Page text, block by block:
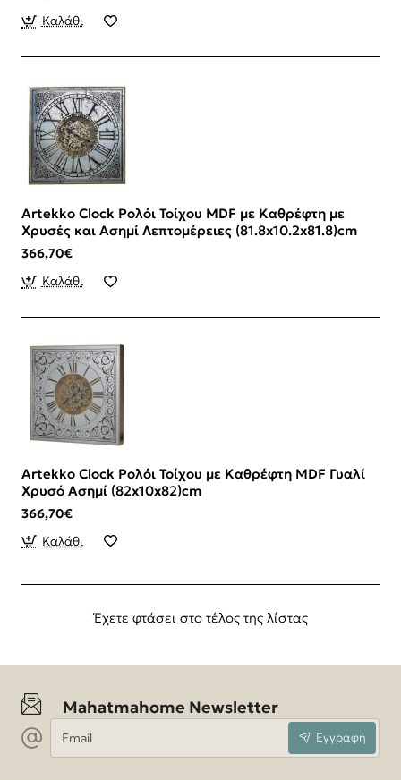
Καλάθι
Artekko Clock Ρολόι Τοίχου MDF με Καθρέφτη με
Χρυσές και Ασημί Λεπτομέρειες (81.8x10.2x81.8)cm
366,70€
Καλάθι
Artekko Clock Ρολόι Τοίχου με Καθρέφτη MDF Γυαλί
Χρυσό Ασημί (82x10x82)cm
366,70€
Καλάθι
Έχετε φτάσει στο τέλος της λίστας
Mahatmahome Newsletter
Email
Εγγραφή